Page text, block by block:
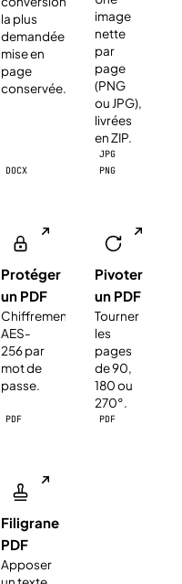
la plus
demandée,
mise en
page
conservée.
DOCX
image
nette
par
page
(PNG
ou JPG),
livrées
en ZIP.
JPG
PNG
Protéger
un PDF
Chiffrement
AES-
256 par
mot de
passe.
PDF
Pivoter
un PDF
Tourner
les
pages
de 90,
180 ou
270°.
PDF
Filigrane
PDF
Apposer